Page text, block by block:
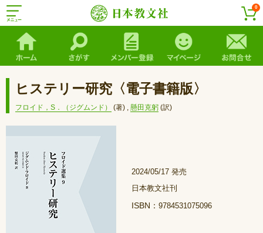
0
ヒステリー研究〈電子書籍版〉
フロイド，S．（ジグムンド） (著) , 懸田克躬 (訳)
2024/05/17 発売
日本教文社刊
ISBN： 9784531075096